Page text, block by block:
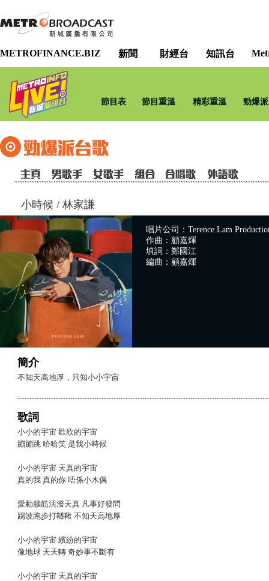
METROFINANCE.BIZ 新聞 財經台 知訊台
節目表 節目重溫 精彩重溫 勁爆
小時候 / 林家謙
唱片公司：Terence Lam
作曲：顧嘉煇
填詞：鄭國江
編曲：顧嘉煇
簡介
不知天高地厚，只知小小宇宙
歌詞
小小的宇宙 歡欣的宇宙
蹦蹦跳 哈哈笑 是我小時候
小小的宇宙 天真的宇宙
真的我 真的你 唔係小木偶
愛動腦筋活潑天真 凡事好發問
踢波跑步打韆鞦 不知天高地厚
小小的宇宙 繽紛的宇宙
像地球 天天轉 奇妙事不斷有
小小的宇宙 天真的宇宙